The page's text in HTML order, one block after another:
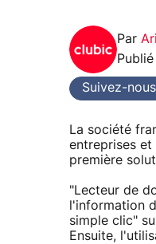
Par
Suivez-nous
La société
entreprises et
première
"Lecteur de
l'information
simple clic"
Ensuite,